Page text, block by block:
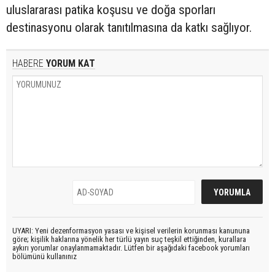
uluslararası patika koşusu ve doğa sporları
destinasyonu olarak tanıtılmasına da katkı sağlıyor.
HABERE YORUM KAT
UYARI: Yeni dezenformasyon yasası ve kişisel verilerin korunması kanununa
göre; kişilik haklarına yönelik her türlü yayın suç teşkil ettiğinden, kurallara
aykırı yorumlar onaylanmamaktadır. Lütfen bir aşağıdaki facebook yorumları
bölümünü kullanınız